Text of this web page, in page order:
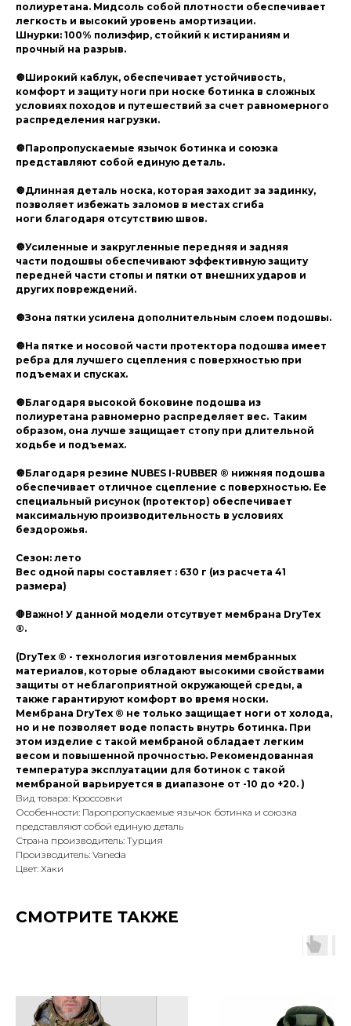
полиуретана. Мидсоль собой плотности обеспечивает
легкость и высокий уровень амортизации.
Шнурки: 100% полиэфир, стойкий к истираниям и
прочный на разрыв.
🔘Широкий каблук, обеспечивает устойчивость,
комфорт и защиту ноги при носке ботинка в сложных
условиях походов и путешествий за счет равномерного
распределения нагрузки.
🔘Паропропускаемые язычок ботинка и союзка
представляют собой единую деталь.
🔘Длинная деталь носка, которая заходит за задинку,
позволяет избежать заломов в местах сгиба
ноги благодаря отсутствию швов.
🔘Усиленные и закругленные передняя и задняя
части подошвы обеспечивают эффективную защиту
передней части стопы и пятки от внешних ударов и
других повреждений.
🔘Зона пятки усилена дополнительным слоем подошвы.
🔘На пятке и носовой части протектора подошва имеет
ребра для лучшего сцепления с поверхностью при
подъемах и спусках.
🔘Благодаря высокой боковине подошва из
полиуретана равномерно распределяет вес. Таким
образом, она лучше защищает стопу при длительной
ходьбе и подъемах.
🔘Благодаря резине NUBES I-RUBBER ® нижняя подошва
обеспечивает отличное сцепление с поверхностью. Ее
специальный рисунок (протектор) обеспечивает
максимальную производительность в условиях
бездорожья.
Сезон: лето
Вес одной пары составляет : 630 г (из расчета 41
размера)
🛑Важно! У данной модели отсутвует мембрана DryTex
®.
(DryTex ® - технология изготовления мембранных
материалов, которые обладают высокими свойствами
защиты от неблагоприятной окружающей среды, а
также гарантируют комфорт во время носки.
Мембрана DryTex ® не только защищает ноги от холода,
но и не позволяет воде попасть внутрь ботинка. При
этом изделие с такой мембраной обладает легким
весом и повышенной прочностью. Рекомендованная
температура эксплуатации для ботинок с такой
мембраной варьируется в диапазоне от -10 до +20. )
Вид товара: Кроссовки
Особенности: Паропропускаемые язычок ботинка и союзка
представляют собой единую деталь
Страна производитель: Турция
Производитель: Vaneda
Цвет: Хаки
СМОТРИТЕ ТАКЖЕ